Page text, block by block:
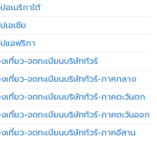
อเมริกาใต้
เอเชีย
แอฟริกา
เที่ยว-จดทะเบียนบริษัททัวร์
เที่ยว-จดทะเบียนบริษัททัวร์-ภาคกลาง
เที่ยว-จดทะเบียนบริษัททัวร์-ภาคตะวันตก
เที่ยว-จดทะเบียนบริษัททัวร์-ภาคตะวันออก
เที่ยว-จดทะเบียนบริษัททัวร์-ภาคอีสาน